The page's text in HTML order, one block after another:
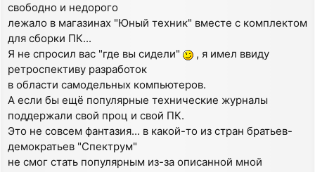
свободно и недорого
лежало в магазинах "Юный техник" вместе с комплектом
для сборки ПК...
Я не спросил вас "где вы сидели"
, я имел ввиду
ретроспективу разработок
в области самодельных компьютеров.
А если бы ещё популярные технические журналы
поддержали свой проц и свой ПК.
Это не совсем фантазия... в какой-то из стран братьев-
демократьев "Спектрум"
не смог стать популярным из-за описанной мной